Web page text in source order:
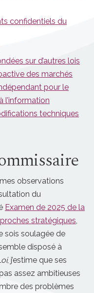
confidentiels du
sur d’autres lois
des marchés
pour le
l’information
techniques
observations
du
Examen de 2025 de la
stratégiques,
sois soulagée de
disposé à
, j’estime que ses
assez ambitieuses
des problèmes